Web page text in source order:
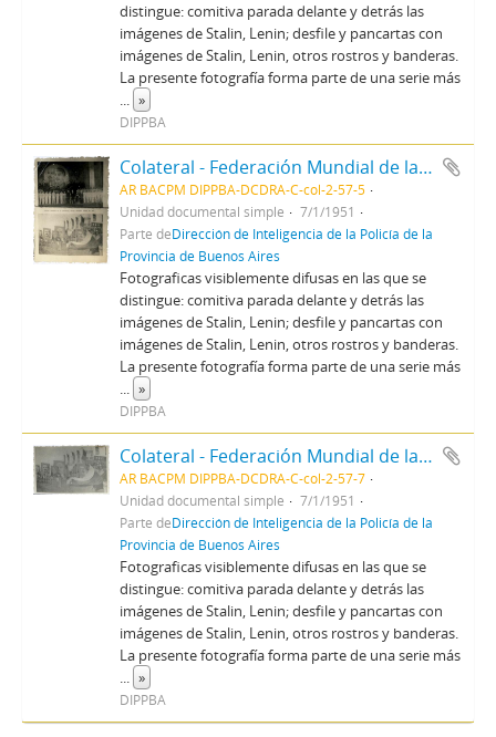
distingue: comitiva parada delante y detrás las
imágenes de Stalin, Lenin; desfile y pancartas con
imágenes de Stalin, Lenin, otros rostros y banderas.
La presente fotografía forma parte de una serie más
... »
DIPPBA
Colateral - Federación Mundial de la Juventud Democrática
AR BACPM DIPPBA-DCDRA-C-col-2-57-5
Unidad documental simple
7/1/1951
Parte deDirección de Inteligencia de la Policía de la
Provincia de Buenos Aires
Fotograficas visiblemente difusas en las que se
distingue: comitiva parada delante y detrás las
imágenes de Stalin, Lenin; desfile y pancartas con
imágenes de Stalin, Lenin, otros rostros y banderas.
La presente fotografía forma parte de una serie más
... »
DIPPBA
Colateral - Federación Mundial de la Juventud Democrática
AR BACPM DIPPBA-DCDRA-C-col-2-57-7
Unidad documental simple
7/1/1951
Parte deDirección de Inteligencia de la Policía de la
Provincia de Buenos Aires
Fotograficas visiblemente difusas en las que se
distingue: comitiva parada delante y detrás las
imágenes de Stalin, Lenin; desfile y pancartas con
imágenes de Stalin, Lenin, otros rostros y banderas.
La presente fotografía forma parte de una serie más
... »
DIPPBA